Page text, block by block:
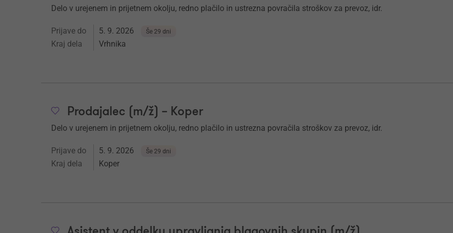
Delo v urejenem in prijetnem okolju, redno plačilo in ustrezna povračila stroškov za prevoz, idr.
Prijave do 5. 9. 2026 Še 29 dni
Kraj dela Vrhnika
Prodajalec (m/ž) – Koper
Delo v urejenem in prijetnem okolju, redno plačilo in ustrezna povračila stroškov za prevoz, idr.
Prijave do 5. 9. 2026 Še 29 dni
Kraj dela Koper